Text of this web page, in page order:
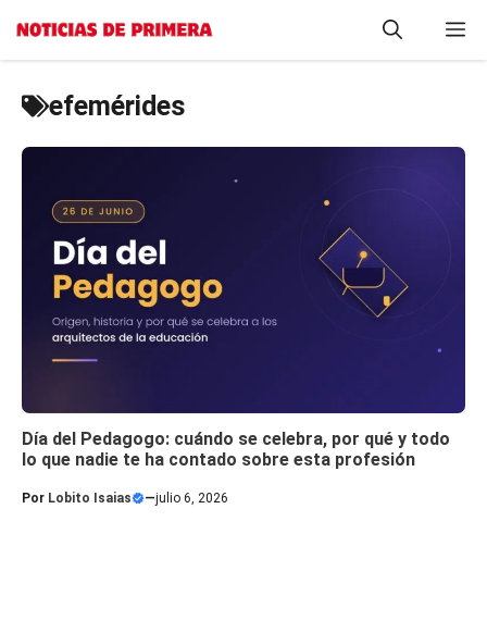
Saltar
efemérides
Día del Pedagogo: cuándo se celebra, por qué y todo
lo que nadie te ha contado sobre esta profesión
Por Lobito Isaias —julio 6, 2026